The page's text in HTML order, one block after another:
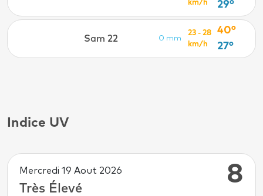
km/h
29°
Sam 22 0 mm
23 - 28
km/h
40°
27°
Indice UV
Mercredi 19 Aout 2026
Très Élevé
8